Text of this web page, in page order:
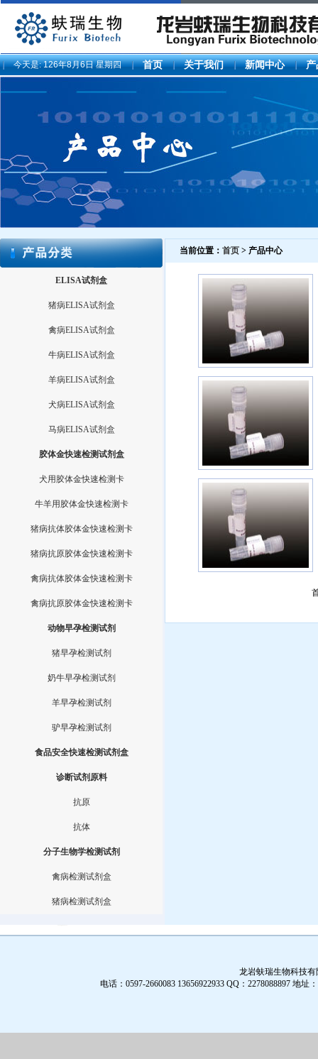
今天是:126年8月6日 星期四 首页 关于我们 新闻中心 产
ELISA试剂盒
猪病ELISA试剂盒
禽病ELISA试剂盒
牛病ELISA试剂盒
羊病ELISA试剂盒
犬病ELISA试剂盒
马病ELISA试剂盒
胶体金快速检测试剂盒
犬用胶体金快速检测卡
牛羊用胶体金快速检测卡
猪病抗体胶体金快速检测卡
猪病抗原胶体金快速检测卡
禽病抗体胶体金快速检测卡
禽病抗原胶体金快速检测卡
动物早孕检测试剂
猪早孕检测试剂
奶牛早孕检测试剂
羊早孕检测试剂
驴早孕检测试剂
食品安全快速检测试剂盒
诊断试剂原料
抗原
抗体
分子生物学检测试剂
禽病检测试剂盒
猪病检测试剂盒
当前位置： 首页 > 产品中心
龙岩蚨瑞生物科技
电话：0597-2660083 13656922933 QQ：2278088897 地